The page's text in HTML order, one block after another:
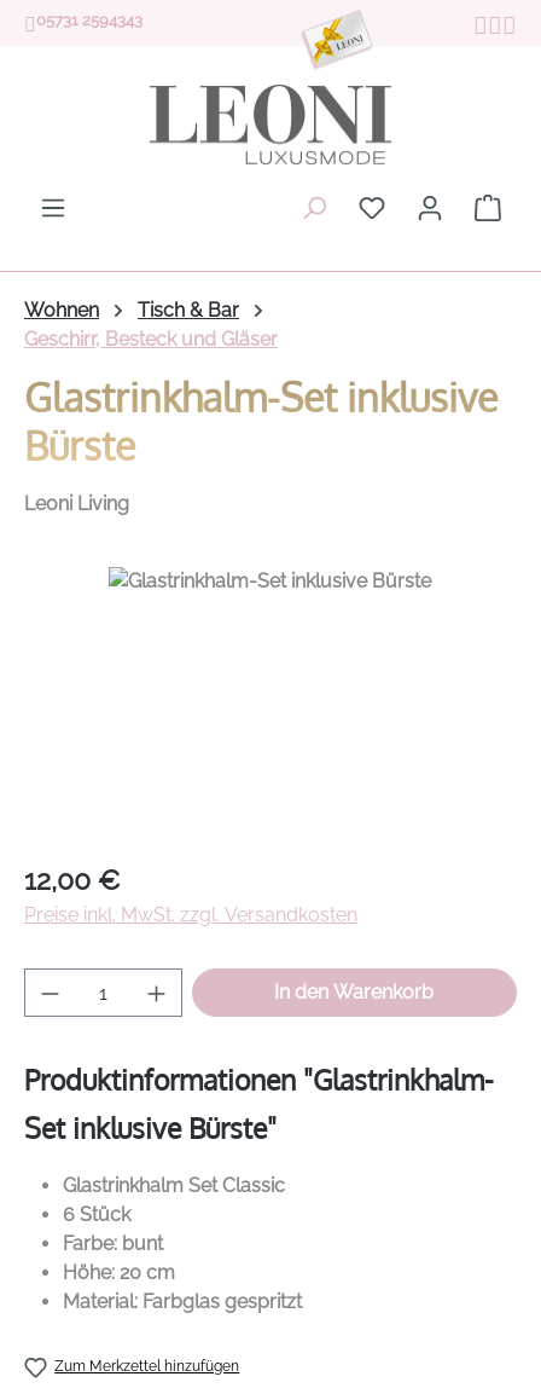
Zum Hauptinhalt springen
05731 2594343
Du hast 0
Wohnen
Tisch & Bar
Geschirr, Besteck und Gläser
Glastrinkhalm-Set inklusive
Bürste
Leoni Living
Regulärer Preis:
12,00 €
Preise inkl. MwSt. zzgl. Versandkosten
Produkt Anzahl: Gib den gewünschten
In den Warenkorb
Produktinformationen "Glastrinkhalm-
Set inklusive Bürste"
Glastrinkhalm Set Classic
6 Stück
Farbe: bunt
Höhe: 20 cm
Material: Farbglas gespritzt
Zum Merkzettel hinzufügen